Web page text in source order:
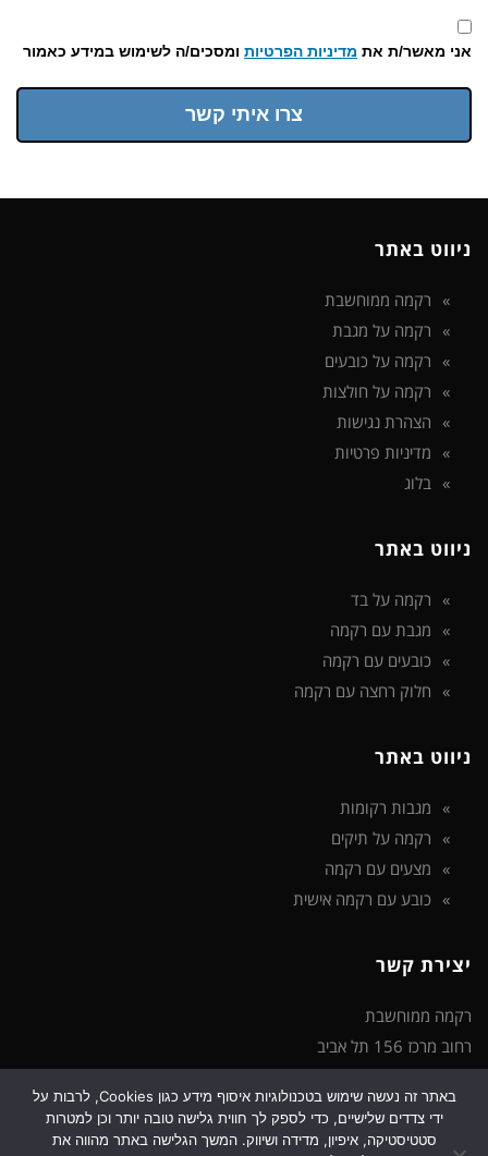
אני מאשר/ת את מדיניות הפרטיות ומסכים/ה לשימוש במידע כאמור
צרו איתי קשר
ניווט באתר
רקמה ממוחשבת
רקמה על מגבת
רקמה על כובעים
רקמה על חולצות
הצהרת נגישות
מדיניות פרטיות
בלוג
ניווט באתר
רקמה על בד
מגבת עם רקמה
כובעים עם רקמה
חלוק רחצה עם רקמה
ניווט באתר
מגבות רקומות
רקמה על תיקים
מצעים עם רקמה
כובע עם רקמה אישית
יצירת קשר
רקמה ממוחשבת
רחוב מרכז 156 תל אביב
טלפון: 072-3922-473
דוא"ל: support@rikma-m.co.il
באתר זה נעשה שימוש בטכנולוגיות איסוף מידע כגון Cookies, לרבות על
ידי צדדים שלישיים, כדי לספק לך חווית גלישה טובה יותר וכן למטרות
סטטיסטיקה, איפיון, מדידה ושיווק. המשך הגלישה באתר מהווה את